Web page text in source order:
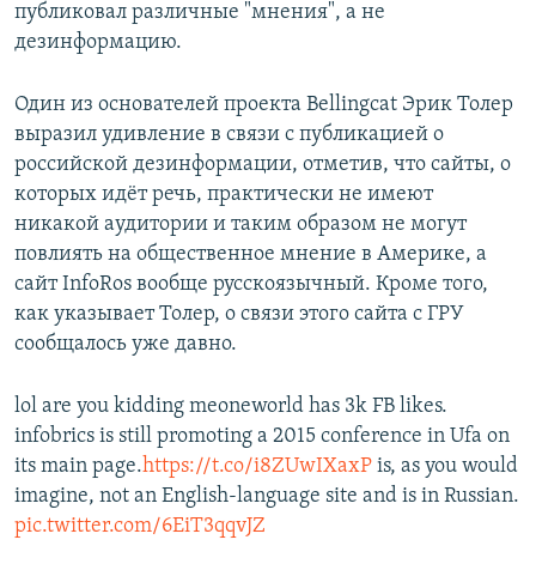
публиковал различные "мнения", а не
дезинформацию.
Один из основателей проекта Bellingcat Эрик Толер
выразил удивление в связи с публикацией о
российской дезинформации, отметив, что сайты, о
которых идёт речь, практически не имеют
никакой аудитории и таким образом не могут
повлиять на общественное мнение в Америке, а
сайт InfoRos вообще русскоязычный. Кроме того,
как указывает Толер, о связи этого сайта с ГРУ
сообщалось уже давно.
lol are you kidding meoneworld has 3k FB likes.
infobrics is still promoting a 2015 conference in Ufa on
its main page.https://t.co/i8ZUwIXaxP is, as you would
imagine, not an English-language site and is in Russian.
pic.twitter.com/6EiT3qqvJZ